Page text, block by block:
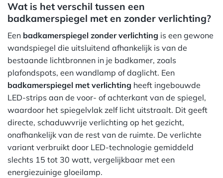
Wat is het verschil tussen een
badkamerspiegel met en zonder verlichting?
Een badkamerspiegel zonder verlichting is een gewone
wandspiegel die uitsluitend afhankelijk is van de
bestaande lichtbronnen in je badkamer, zoals
plafondspots, een wandlamp of daglicht. Een
badkamerspiegel met verlichting heeft ingebouwde
LED-strips aan de voor- of achterkant van de spiegel,
waardoor het spiegelvlak zelf licht uitstraalt. Dit geeft
directe, schaduwvrije verlichting op het gezicht,
onafhankelijk van de rest van de ruimte. De verlichte
variant verbruikt door LED-technologie gemiddeld
slechts 15 tot 30 watt, vergelijkbaar met een
energiezuinige gloeilamp.